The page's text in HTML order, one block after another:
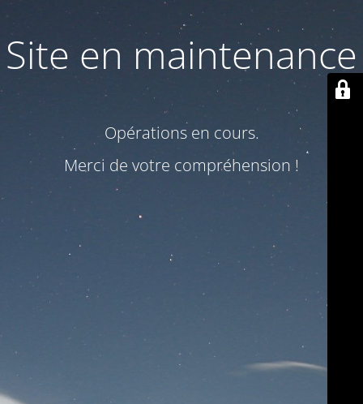
Site en maintenance
Opérations en cours.
Merci de votre compréhension !